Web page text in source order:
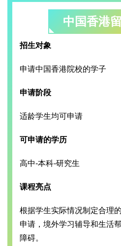
中国香港
招生对象
申请中国香港院校的学子
申请阶段
适龄学生均可申请
可申请的学历
高中-本科-研究生
课程亮点
根据学生实际情况制定合理
申请，境外学习辅导和生活
障碍。